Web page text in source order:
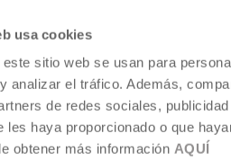
usa cookies
sitio web se usan para
analizar el tráfico. Además,
de redes sociales,
les haya proporcionado o que
obtener más información AQUÍ